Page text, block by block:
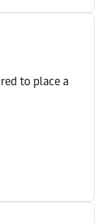
to place a